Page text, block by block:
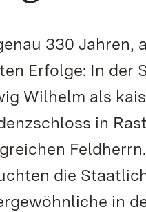
330 Jahren,
Erfolge: In der
Wilhelm als
in
die
in